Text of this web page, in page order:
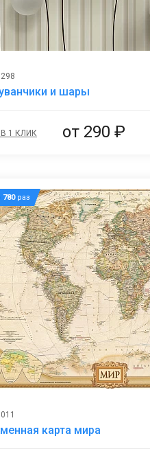
и шары
1 КЛИК от 290 ₽
780раз
карта мира